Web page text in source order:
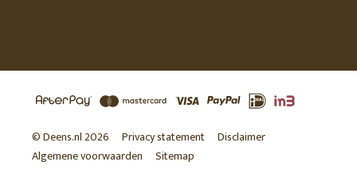
© Deens.nl 2026 Privacy statement
Disclaimer
Algemene voorwaarden
Sitemap